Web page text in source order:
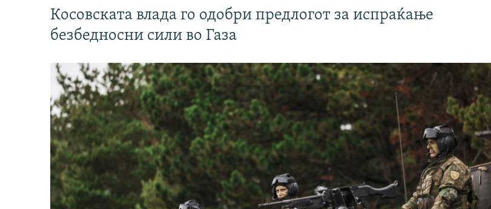
Косовската влада го одобри предлогот за испраќање
безбедносни сили во Газа